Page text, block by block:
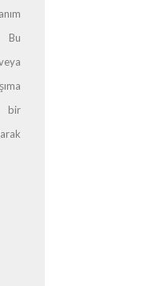
Bu
bir